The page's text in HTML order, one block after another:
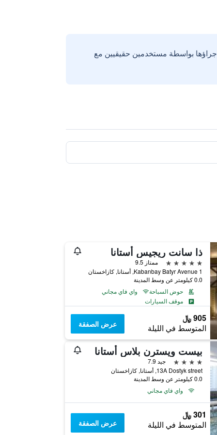
بواسطة مستخدمين حقيقيين مع
ذا سانت ريجيس أستانا
5 نجوم
ممتاز 9.5
1 Kabanbay Batyr Avenue, أستانا, كازاخستان
0.0 كيلومتر عن وسط المدينة
حوض السباحة
واي فاي مجاني
موقف السيارات
905 ﷼
المتوسط في الليلة عرض الصفقة
بيست ويسترن بلاس أستانا
4 نجوم
جيد 7.9
13A Dostyk street, أستانا, كازاخستان
0.0 كيلومتر عن وسط المدينة
واي فاي مجاني
301 ﷼
المتوسط في الليلة عرض الصفقة